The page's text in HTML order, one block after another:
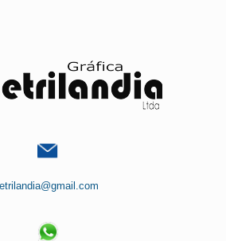
letrilandia@gmail.com